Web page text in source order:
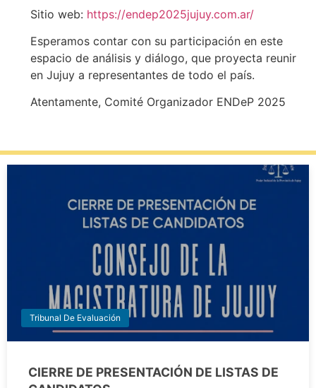
Sitio web: https://endep2025jujuy.com.ar/
Esperamos contar con su participación en este
espacio de análisis y diálogo, que proyecta reunir
en Jujuy a representantes de todo el país.
Atentamente, Comité Organizador ENDeP 2025
Tribunal De Evaluación
CIERRE DE PRESENTACIÓN DE LISTAS DE